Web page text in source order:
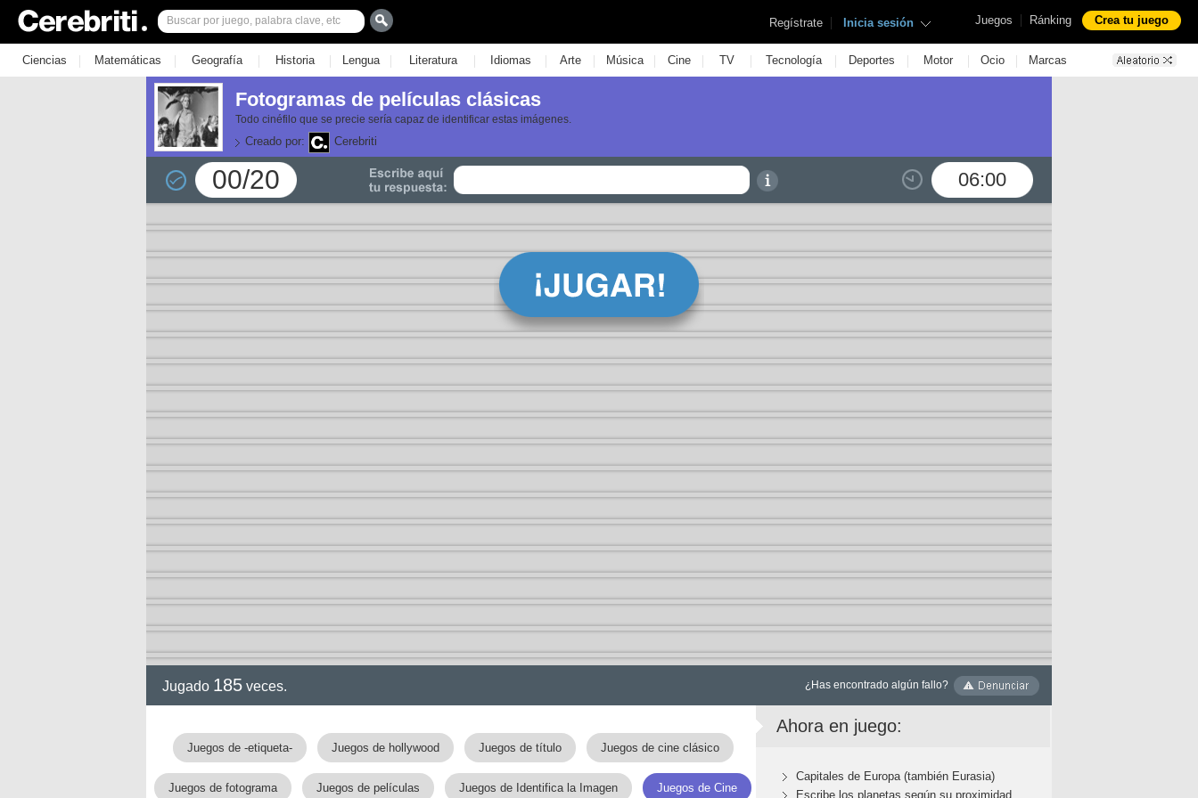
Juegos | Ránking Crea tu juego
Regístrate | Inicia sesión
Ciencias | Matemáticas | Geografía | Historia | Lengua | Literatura | Idiomas | Arte | Música | Cine | TV | Tecnología | Deportes | Motor | Ocio | Marcas
Fotogramas de películas clásicas
Todo cinéfilo que se precie sería capaz de identificar estas imágenes.
Creado por: Cerebriti
00/20 06:00
Jugado 185 veces. ¿Has encontrado algún fallo?
Juegos de -etiqueta- Juegos de hollywood Juegos de título Juegos de cine clásico
Juegos de fotograma Juegos de películas Juegos de Identifica la Imagen Juegos de Cine
Ahora en juego:
Capitales de Europa (también Eurasia)
Escribe los planetas según su proximidad